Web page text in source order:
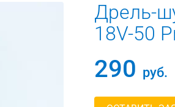
Дрель-
18V-50
290 руб.